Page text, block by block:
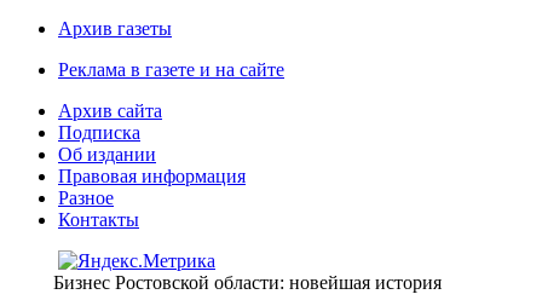
Архив газеты
Реклама в газете и на сайте
Архив сайта
Подписка
Об издании
Правовая информация
Разное
Контакты
Бизнес Ростовской области: новейшая история